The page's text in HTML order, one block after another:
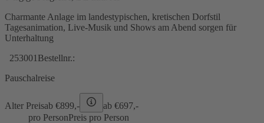
Charmante Anlage im landestypischen, kretischen Dorfstil
Tagesanimation, Live-Musik und Shows am Abend sorgen für
Unterhaltung
253001 Bestellnr.:
Pauschalreise
Alter Preisab €899,- ab €697,-
pro PersonPreis pro Person